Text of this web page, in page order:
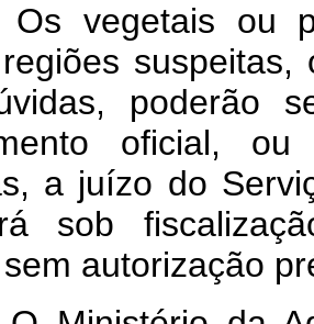
vegetais ou
poderão
oficial,
a juízo do
sob
autorização